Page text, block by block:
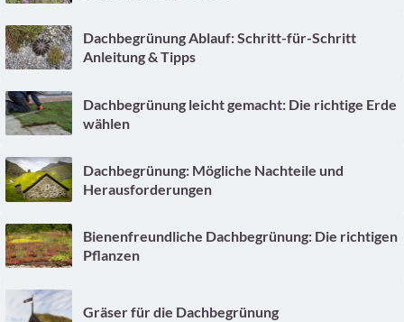
Dachbegrünung Ablauf: Schritt-für-Schritt
Anleitung & Tipps
Dachbegrünung leicht gemacht: Die richtige Erde
wählen
Dachbegrünung: Mögliche Nachteile und
Herausforderungen
Bienenfreundliche Dachbegrünung: Die richtigen
Pflanzen
Gräser für die Dachbegrünung